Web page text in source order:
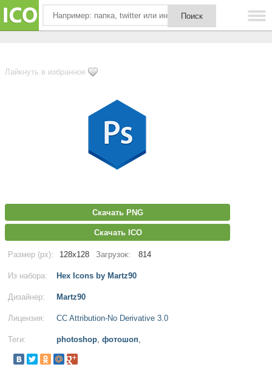
Лайкнуть в избранное
Скачать PNG
Скачать ICO
Размер (px): 128x128 Загрузок: 814
Из набора: Hex Icons by Martz90
Дизайнер: Martz90
Лицензия: CC Attribution-No Derivative 3.0
Теги: photoshop, фотошоп,